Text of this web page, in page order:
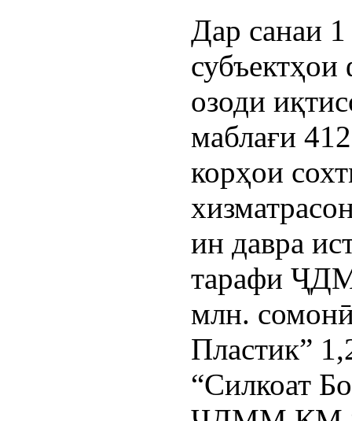
Дар санаи 1
озоди
маблағи
корҳои
ин давра
тарафи
млн.
Пластик”
“Силкоат